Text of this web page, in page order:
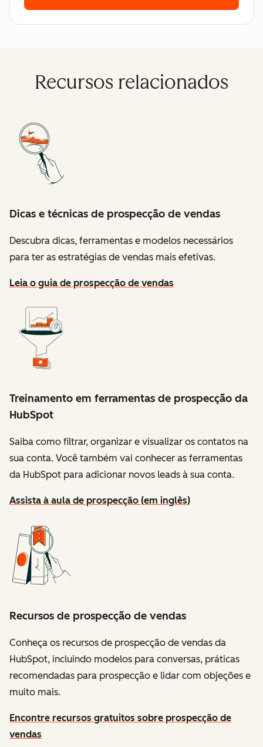
Recursos relacionados
Dicas e técnicas de prospecção de vendas
Descubra dicas, ferramentas e modelos necessários
para ter as estratégias de vendas mais efetivas.
Leia o guia de prospecção de vendas
Treinamento em ferramentas de prospecção da
HubSpot
Saiba como filtrar, organizar e visualizar os contatos na
sua conta. Você também vai conhecer as ferramentas
da HubSpot para adicionar novos leads à sua conta.
Assista à aula de prospecção (em inglês)
Recursos de prospecção de vendas
Conheça os recursos de prospecção de vendas da
HubSpot, incluindo modelos para conversas, práticas
recomendadas para prospecção e lidar com objeções e
muito mais.
Encontre recursos gratuitos sobre prospecção de
vendas